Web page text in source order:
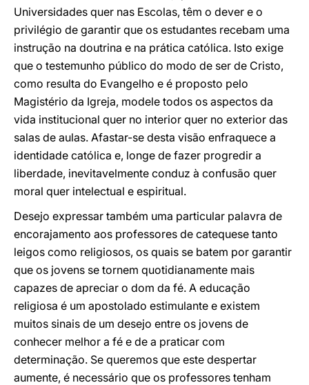
Universidades quer nas Escolas, têm o dever e o
privilégio de garantir que os estudantes recebam uma
instrução na doutrina e na prática católica. Isto exige
que o testemunho público do modo de ser de Cristo,
como resulta do Evangelho e é proposto pelo
Magistério da Igreja, modele todos os aspectos da
vida institucional quer no interior quer no exterior das
salas de aulas. Afastar-se desta visão enfraquece a
identidade católica e, longe de fazer progredir a
liberdade, inevitavelmente conduz à confusão quer
moral quer intelectual e espiritual.
Desejo expressar também uma particular palavra de
encorajamento aos professores de catequese tanto
leigos como religiosos, os quais se batem por garantir
que os jovens se tornem quotidianamente mais
capazes de apreciar o dom da fé. A educação
religiosa é um apostolado estimulante e existem
muitos sinais de um desejo entre os jovens de
conhecer melhor a fé e de a praticar com
determinação. Se queremos que este despertar
aumente, é necessário que os professores tenham